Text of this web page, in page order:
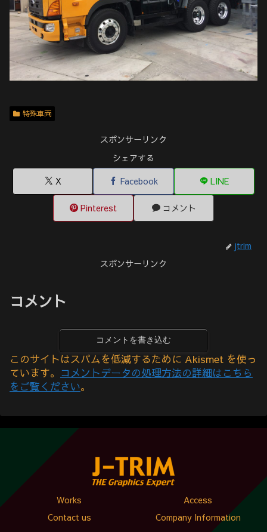
特殊車両
スポンサーリンク
シェアする
X
Facebook LINE
Pinterest コメント
jtrim
スポンサーリンク
コメント
コメントを書き込む
このサイトはスパムを低減するために Akismet を使っ
ています。 コメントデータの処理方法の詳細はこちら
をご覧ください。
Works
Access
Contact us
Company Information